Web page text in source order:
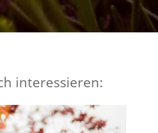
interessieren: